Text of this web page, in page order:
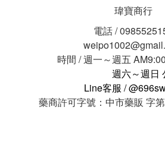
瑋寶商行
電話 /
時間 / 週一～週五
週六～週日
Line客服 /
藥商許可字號：中市藥販 字